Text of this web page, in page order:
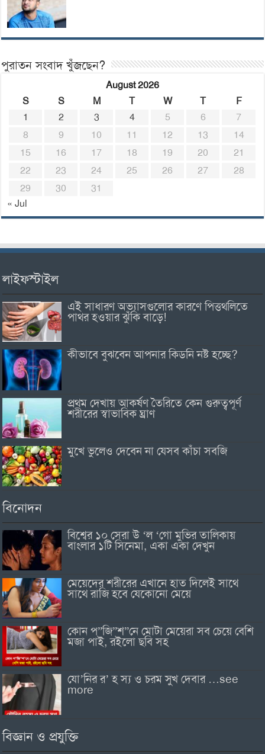
পুরাতন সংবাদ খুঁজছেন?
August 2026
S
S M T W T
F
1
2 3 4 5 6
7
8
9 10 11 12 13
14
15
16 17 18 19 20
21
22
23 24 25 26 27
28
29
30
31
« Jul
লাইফস্টাইল
এই সাধারণ অভ্যাসগুলোর কারণে পিত্তথলিতে
পাথর হওয়ার ঝুঁকি বাড়ে!
কীভাবে বুঝবেন আপনার কিডনি নষ্ট হচ্ছে?
প্রথম দেখায় আকর্ষণ তৈরিতে কেন গুরুত্বপূর্ণ
শরীরের স্বাভাবিক ঘ্রাণ
মুখে ভুলেও দেবেন না যেসব কাঁচা সবজি
বিনোদন
বিশ্বের ১০ সেরা উ ‘ল ‘গো মুভির তালিকায়
বাংলার ১টি সিনেমা, একা একা দেখুন
মেয়েদের শরীরের এখানে হাত দিলেই সাথে
সাথে রাজি হবে যেকোনো মেয়ে
কোন প”জি”শ”নে মোটা মেয়েরা সব চেয়ে বেশি
মজা পাই, রইলো ছবি সহ
যো’নির র’ হ স্য ও চরম সুখ দেবার …see
more
বিজ্ঞান ও প্রযুক্তি